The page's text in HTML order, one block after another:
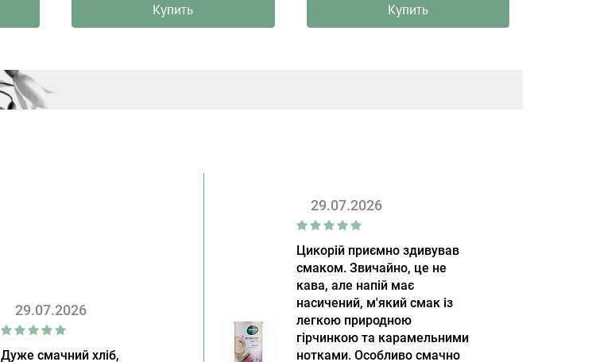
Купить Купить
29.07.2026
Дуже смачний хліб,
29.07.2026
Цикорій приємно здивував
смаком. Звичайно, це не
кава, але напій має
насичений, м'який смак із
легкою природною
гірчинкою та карамельними
нотками. Особливо смачно